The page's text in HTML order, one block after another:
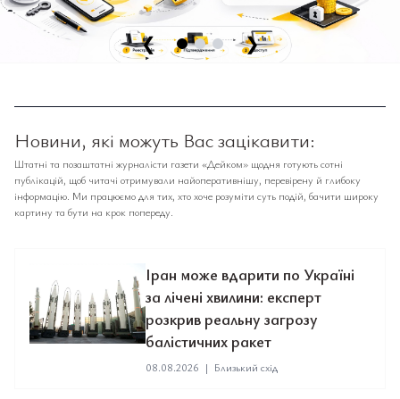
❮ ❯
Новини, які можуть Вас зацікавити:
Штатні та позаштатні журналісти газети «Дейком» щодня готують сотні
публікацій, щоб читачі отримували найоперативнішу, перевірену й глибоку
інформацію. Ми працюємо для тих, хто хоче розуміти суть подій, бачити широку
картину та бути на крок попереду.
Іран може вдарити по Україні
за лічені хвилини: експерт
розкрив реальну загрозу
балістичних ракет
08.08.2026 | Близький схід